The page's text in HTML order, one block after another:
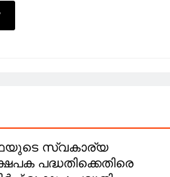
സ്വകാര്യ
പദ്ധതിക്കെതിരെ